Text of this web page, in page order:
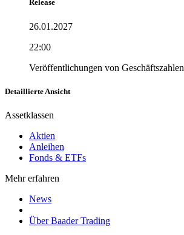
Release
26.01.2027
22:00
Veröffentlichungen von Geschäftszahlen
Detaillierte Ansicht
Assetklassen
Aktien
Anleihen
Fonds & ETFs
Mehr erfahren
News
Über Baader Trading